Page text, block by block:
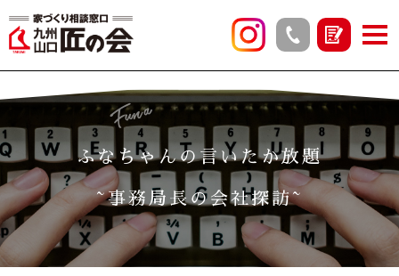
ふなちゃんの言いたか放題
~事務局長の会社探訪~
Funa